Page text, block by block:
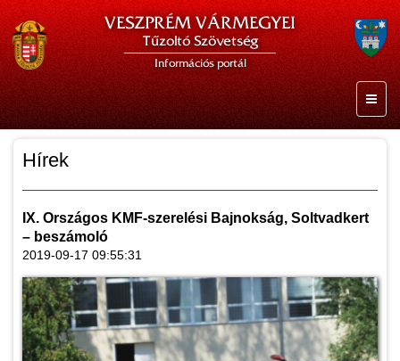
VESZPRÉM VÁRMEGYEI
Tűzoltó Szövetség
Információs portál
Hírek
IX. Országos KMF-szerelési Bajnokság, Soltvadkert
– beszámoló
2019-09-17 09:55:31